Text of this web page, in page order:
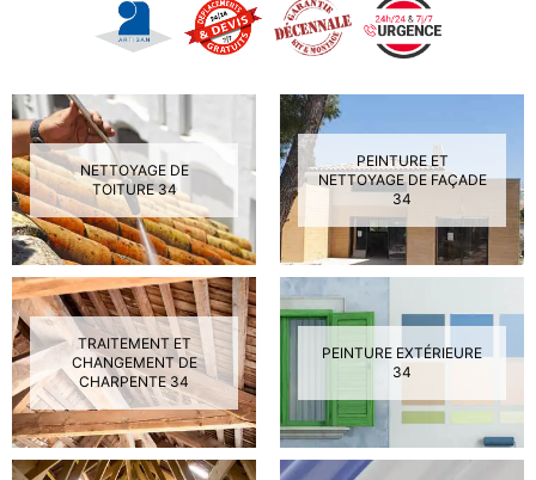
NETTOYAGE DE
TOITURE 34
PEINTURE ET
NETTOYAGE DE FAÇADE
34
TRAITEMENT ET
CHANGEMENT DE
CHARPENTE 34
PEINTURE EXTÉRIEURE
34